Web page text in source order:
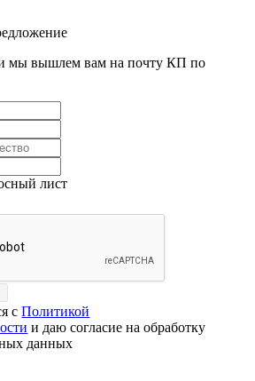
и мы вышлем вам на почту КП по
лист
сПолитикой
и даю согласие на обработку
данных